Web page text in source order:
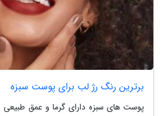
برترین رنگ رژ لب برای پوست سبزه
پوست های سبزه دارای گرما و عمق طبیعی